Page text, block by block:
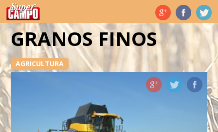
Temas de hoy
GRANOS FINOS
AGRICULTURA